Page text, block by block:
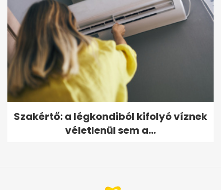
Szakértő: a légkondiból kifolyó víznek
véletlenül sem a...